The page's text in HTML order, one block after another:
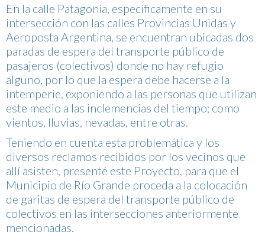
En la calle Patagonia, específicamente en su
intersección con las calles Provincias Unidas y
Aeroposta Argentina, se encuentran ubicadas dos
paradas de espera del transporte público de
pasajeros (colectivos) donde no hay refugio
alguno, por lo que la espera debe hacerse a la
intemperie, exponiendo a las personas que utilizan
este medio a las inclemencias del tiempo; como
vientos, lluvias, nevadas, entre otras.
Teniendo en cuenta esta problemática y los
diversos reclamos recibidos por los vecinos que
allí asisten, presenté este Proyecto, para que el
Municipio de Río Grande proceda a la colocación
de garitas de espera del transporte público de
colectivos en las intersecciones anteriormente
mencionadas.